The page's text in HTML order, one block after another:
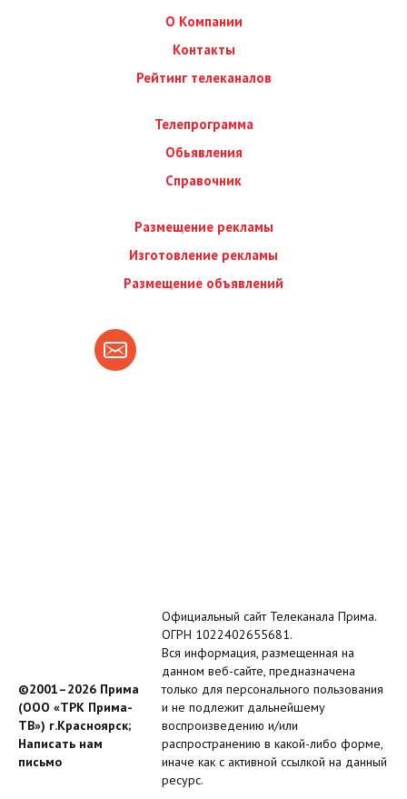
О Компании
Контакты
Рейтинг телеканалов
Телепрограмма
Обьявления
Справочник
Размещение рекламы
Изготовление рекламы
Размещение объявлений
©2001–2026 Прима
(ООО «ТРК Прима-
ТВ») г.Красноярск;
Написать нам
письмо
Официальный сайт Телеканала Прима.
ОГРН 1022402655681.
Вся информация, размещенная на
данном веб-сайте, предназначена
только для персонального пользования
и не подлежит дальнейшему
воспроизведению и/или
распространению в какой-либо форме,
иначе как с активной ссылкой на данный
ресурс.